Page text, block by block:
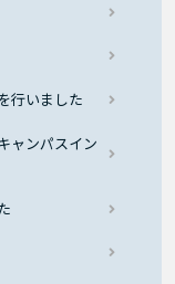
行いました
ャンパスイン